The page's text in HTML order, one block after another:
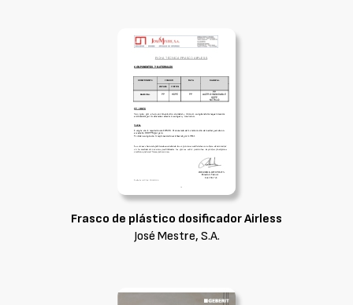
Frasco de plástico dosificador Airless
José Mestre, S.A.